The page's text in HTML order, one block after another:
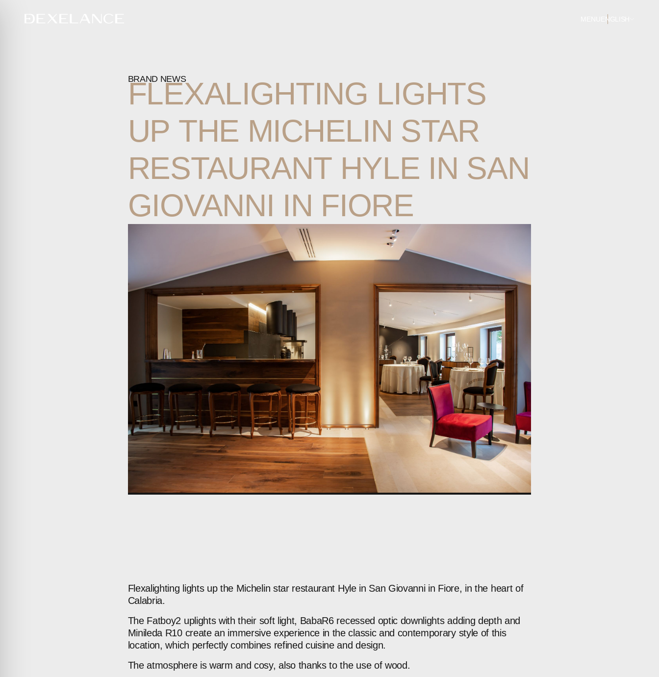
ENGLISH
BRAND NEWS
FLEXALIGHTING LIGHTS
UP THE MICHELIN STAR
RESTAURANT HYLE IN SAN
GIOVANNI IN FIORE
Flexalighting lights up the Michelin star restaurant Hyle in San Giovanni in Fiore, in the heart of
Calabria.
The Fatboy2 uplights with their soft light, BabaR6 recessed optic downlights adding depth and
Minileda R10 create an immersive experience in the classic and contemporary style of this
location, which perfectly combines refined cuisine and design.
The atmosphere is warm and cosy, also thanks to the use of wood.